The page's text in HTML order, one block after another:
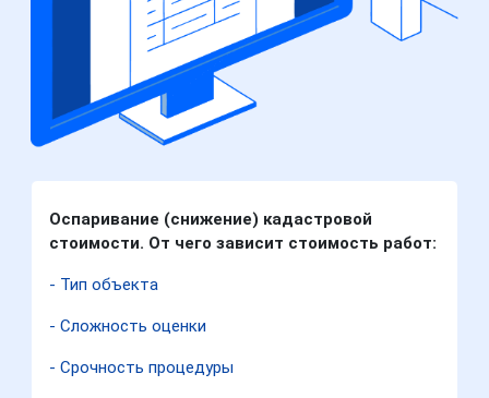
Оспаривание (снижение) кадастровой
стоимости. От чего зависит стоимость работ:
- Тип объекта
- Сложность оценки
- Срочность процедуры